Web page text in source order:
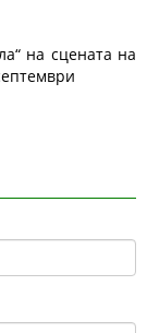
на сцената на